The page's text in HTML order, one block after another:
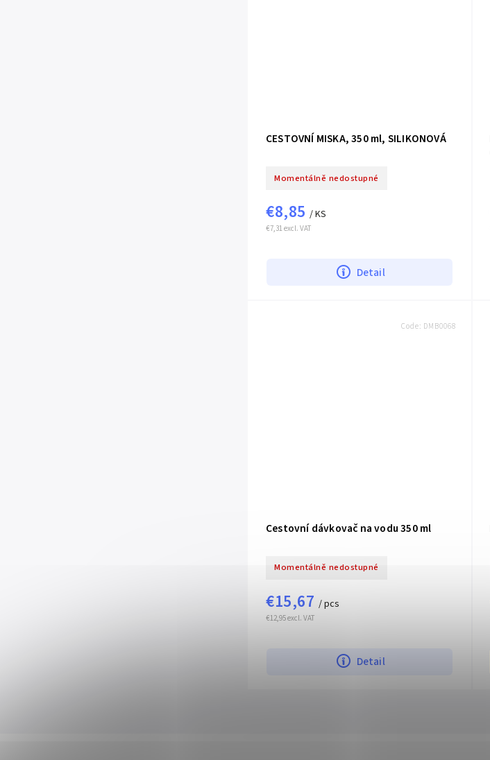
CESTOVNÍ MISKA, 350 ml, SILIKONOVÁ
Momentálně nedostupné
€7,31 excl. VAT
€8,85 / KS
Detail
Cestovní dávkovač na vodu 350 ml
Momentálně nedostupné
€12,95 excl. VAT
€15,67 / pcs
Detail
Code: DMB0068